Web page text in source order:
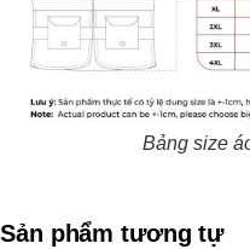
Bảng size
Sản phẩm tương tự